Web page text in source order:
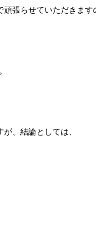
張らせていただきま
、結論としては、